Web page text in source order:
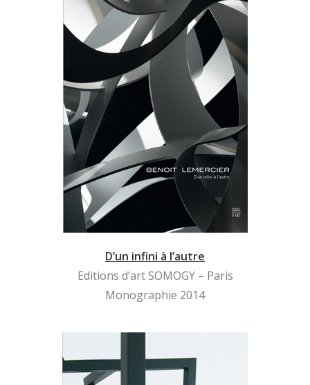
D’un infini à l’autre
Editions d’art SOMOGY – Paris
Monographie 2014